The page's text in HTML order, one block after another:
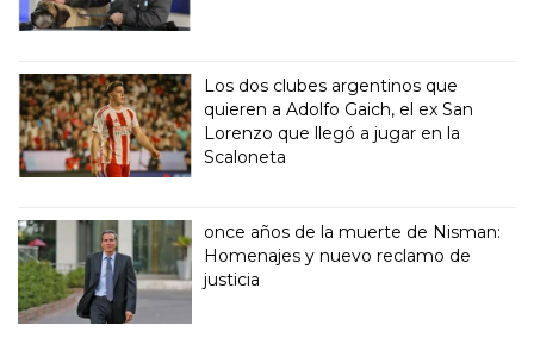
Los dos clubes argentinos que
quieren a Adolfo Gaich, el ex San
Lorenzo que llegó a jugar en la
Scaloneta
once años de la muerte de Nisman:
Homenajes y nuevo reclamo de
justicia